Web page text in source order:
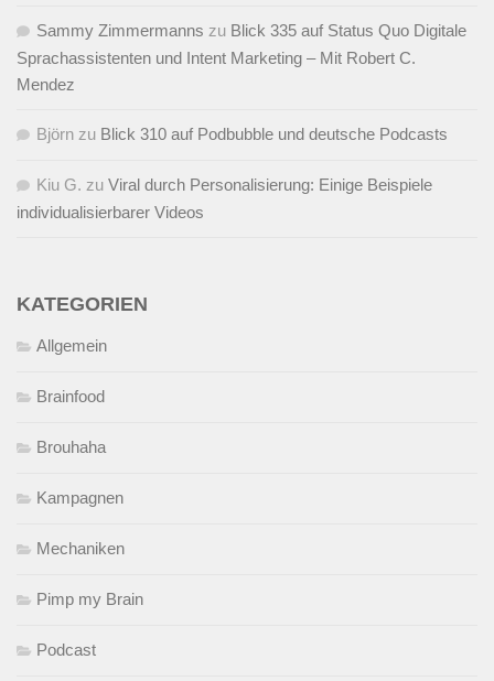
Sammy Zimmermanns zu Blick 335 auf Status Quo Digitale
Sprachassistenten und Intent Marketing – Mit Robert C.
Mendez
Björn zu Blick 310 auf Podbubble und deutsche Podcasts
Kiu G. zu Viral durch Personalisierung: Einige Beispiele
individualisierbarer Videos
KATEGORIEN
Allgemein
Brainfood
Brouhaha
Kampagnen
Mechaniken
Pimp my Brain
Podcast